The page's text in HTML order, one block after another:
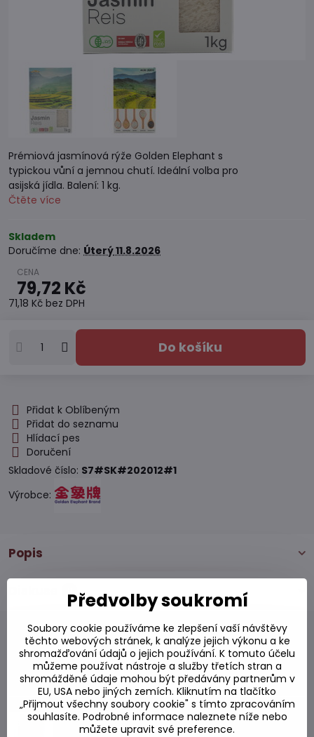
Prémiová jasmínová rýže Golden Elephant s
typickou vůní a jemnou chutí. Ideální volba pro
asijská jídla. Balení: 1 kg.
Čtěte více
Skladem
Doručíme dne: Úterý11.8.2026
79,72 Kč
71,18 Kč bez DPH
Do košíku
Přidat k Oblíbeným
Přidat do seznamu
Hlídací pes
Doručení
Skladové číslo: S7#SK#202012#1
Výrobce:
Popis
Alternativní produkty
Royal Umbrella Jasmínová rýže 1 kg
Skladem
Předvolby soukromí
Soubory cookie používáme ke zlepšení vaší návštěvy
těchto webových stránek, k analýze jejich výkonu a ke
shromažďování údajů o jejich používání. K tomuto účelu
můžeme používat nástroje a služby třetích stran a
shromážděné údaje mohou být předávány partnerům v
EU, USA nebo jiných zemích. Kliknutím na tlačítko
„Přijmout všechny soubory cookie" s tímto zpracováním
souhlasíte. Podrobné informace naleznete níže nebo
můžete upravit své preference.